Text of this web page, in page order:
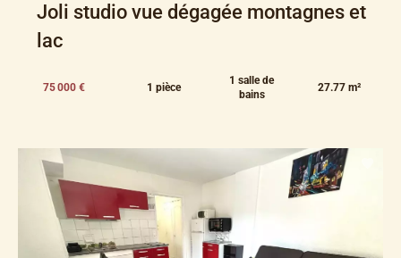
Joli studio vue dégagée montagnes et
lac
75 000 € 1 pièce
1 salle de
bains
27.77 m²